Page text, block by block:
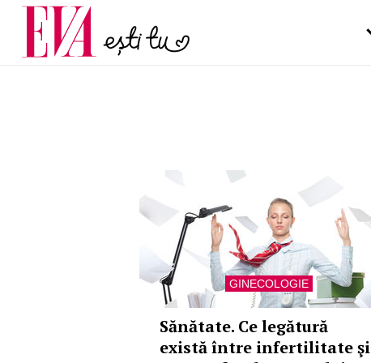
GINECOLOGIE
Sănătate. Ce legătură
există între infertilitate şi
Carieră
Actualitate